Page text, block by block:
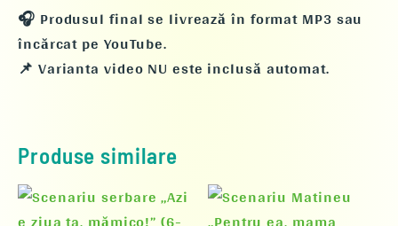
🎧 Produsul final se livrează în format MP3 sau
încărcat pe YouTube.
📌 Varianta video NU este inclusă automat.
Produse similare